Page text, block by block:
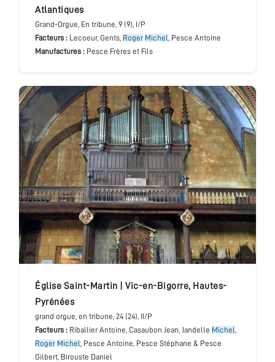
Atlantiques
Grand-Orgue, En tribune, 9 (9), I/P
Facteurs : Lecoeur, Gents, Roger Michel , Pesce Antoine
Manufactures : Pesce Frères et Fils
église Saint-Martin Vic-en-Bigorre, Hautes-
Pyrénées
grand orgue, en tribune, 24 (24), II/P
Facteurs : Riballier Antoine, Casaubon Jean, Jandelle Michel ,
Roger Michel , Pesce Antoine, Pesce Stéphane & Pesce
Gilbert, Birouste Daniel